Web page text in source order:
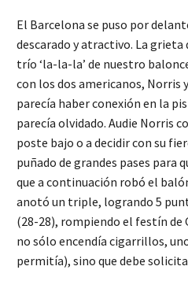
El Barcelona se puso por
descarado y atractivo. La
trío ‘la-la-la’ de nuestro
con los dos americanos, Norris
parecía haber conexión en la
parecía olvidado. Audie Norris
poste bajo o a decidir con su
puñado de grandes pases para
que a continuación robó el
anotó un triple, logrando 5
(28-28), rompiendo el festín de
no sólo encendía cigarrillos,
permitía), sino que debe